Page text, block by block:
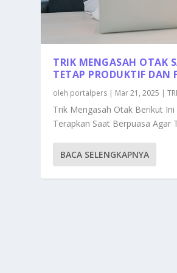
TRIK MENGASAH OTAK
TETAP PRODUKTIF DAN
oleh portalpers | Mar 21, 2025 |
Trik Mengasah Otak Berikut
Terapkan Saat Berpuasa Agar
BACA SELENGKAPNYA